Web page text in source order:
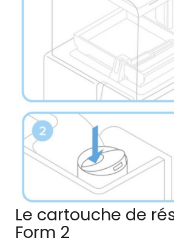
Le cartouche de
Form 2